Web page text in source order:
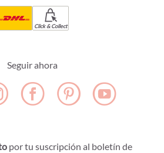
Click & Collect
Seguir ahora
por tu suscripción al boletín de